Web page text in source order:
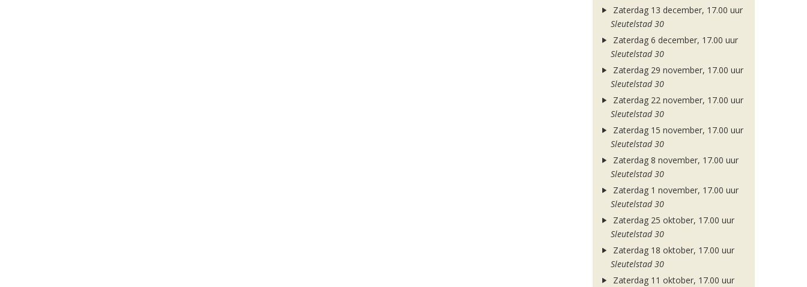
Zaterdag 13 december, 17.00 uur
Sleutelstad 30
Zaterdag 6 december, 17.00 uur
Sleutelstad 30
Zaterdag 29 november, 17.00 uur
Sleutelstad 30
Zaterdag 22 november, 17.00 uur
Sleutelstad 30
Zaterdag 15 november, 17.00 uur
Sleutelstad 30
Zaterdag 8 november, 17.00 uur
Sleutelstad 30
Zaterdag 1 november, 17.00 uur
Sleutelstad 30
Zaterdag 25 oktober, 17.00 uur
Sleutelstad 30
Zaterdag 18 oktober, 17.00 uur
Sleutelstad 30
Zaterdag 11 oktober, 17.00 uur